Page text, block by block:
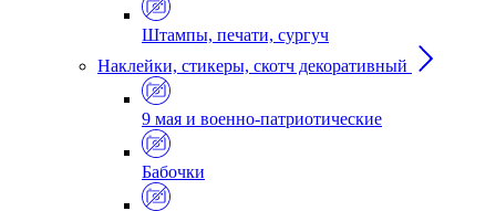
Штампы, печати, сургуч
Наклейки, стикеры, скотч декоративный
9 мая и военно-патриотические
Бабочки